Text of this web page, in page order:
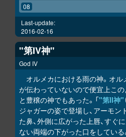
08
Last-update:
2016-02-16
"第IV神"
God IV
オルメカにおける雨の神。オ
が伝わっていないので便宜上こ
と豊穣の神でもあった。「"第II神"
ジャガーの姿で登場し、アーモン
た鼻、外側に広がった上唇、すぐ
ない両端の下がった口をしてい